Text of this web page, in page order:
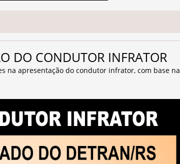
DO CONDUTOR INFRATOR
na apresentação do condutor infrator, com base na